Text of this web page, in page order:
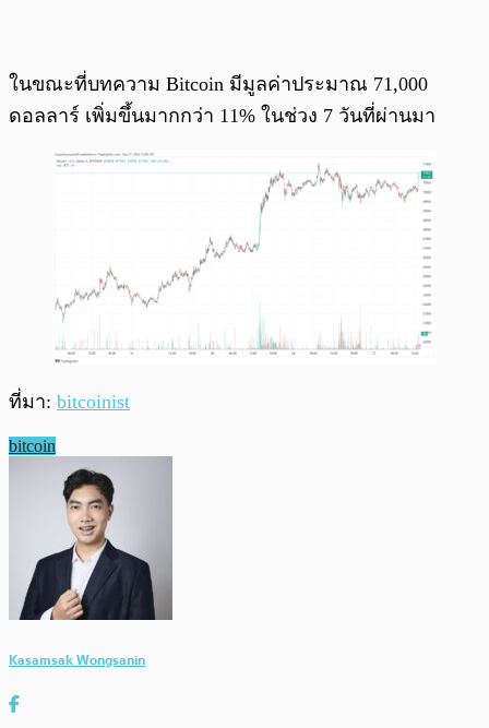
ในขณะที่บทความ Bitcoin มีมูลค่าประมาณ 71,000
ดอลลาร์ เพิ่มขึ้นมากกว่า 11% ในช่วง 7 วันที่ผ่านมา
ที่มา: bitcoinist
bitcoin
Kasamsak Wongsanin